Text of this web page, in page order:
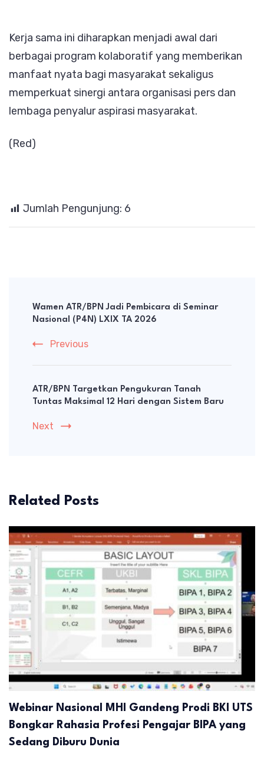
Kerja sama ini diharapkan menjadi awal dari
berbagai program kolaboratif yang memberikan
manfaat nyata bagi masyarakat sekaligus
memperkuat sinergi antara organisasi pers dan
lembaga penyalur aspirasi masyarakat.
(Red)
Jumlah Pengunjung: 6
Navigation
Wamen ATR/BPN Jadi Pembicara di Seminar
Nasional (P4N) LXIX TA 2026
Previous
ATR/BPN Targetkan Pengukuran Tanah
Tuntas Maksimal 12 Hari dengan Sistem Baru
Next
Related Posts
Webinar Nasional MHI Gandeng Prodi BKI UTS
Bongkar Rahasia Profesi Pengajar BIPA yang
Sedang Diburu Dunia